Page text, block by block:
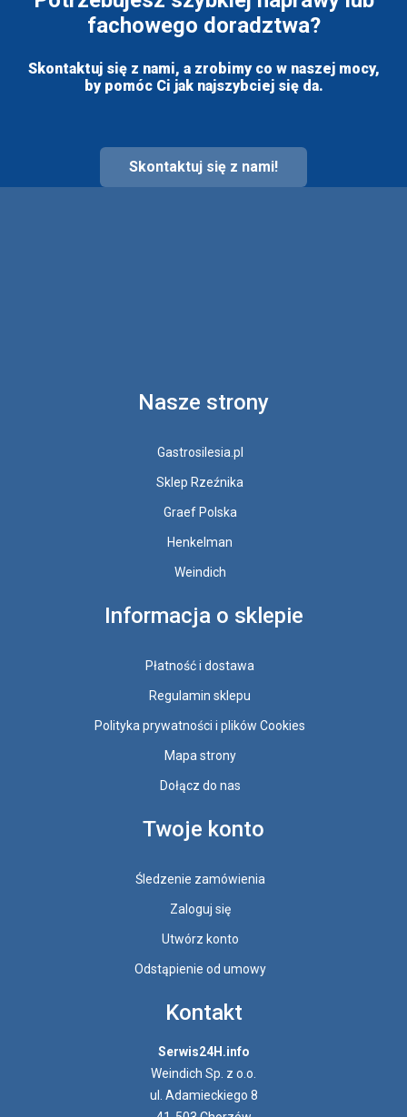
fachowego doradztwa?
Skontaktuj się z nami, a zrobimy co w naszej mocy,
by pomóc Ci jak najszybciej się da.
Skontaktuj się z nami!
Nasze strony
Gastrosilesia.pl
Sklep Rzeźnika
Graef Polska
Henkelman
Weindich
Informacja o sklepie
Płatność i dostawa
Regulamin sklepu
Polityka prywatności i plików Cookies
Mapa strony
Dołącz do nas
Twoje konto
Śledzenie zamówienia
Zaloguj się
Utwórz konto
Odstąpienie od umowy
Kontakt
Serwis24H.info
Weindich Sp. z o.o.
ul. Adamieckiego 8